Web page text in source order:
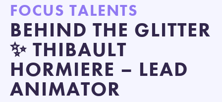
FOCUS TALENTS
BEHIND THE GLITTER
✨ THIBAULT
HORMIERE – LEAD
ANIMATOR